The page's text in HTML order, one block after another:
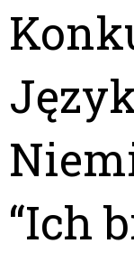
“Ich